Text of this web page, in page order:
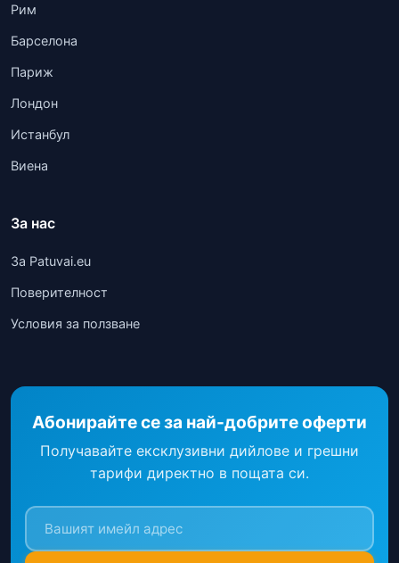
Рим
Барселона
Париж
Лондон
Истанбул
Виена
За нас
За Patuvai.eu
Поверителност
Условия за ползване
Абонирайте се за най-добрите оферти
Получавайте ексклузивни дийлове и грешни
тарифи директно в пощата си.